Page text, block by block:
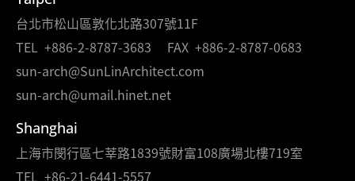
台北市松山區敦化北路307號11F
TEL +886-2-8787-3683 FAX +886-2-8787-0683
sun-arch@SunLinArchitect.com
sun-arch@umail.hinet.net
Shanghai
上海市閔行區七莘路1839號財富108廣場北樓719室
TEL +86-21-6441-5557